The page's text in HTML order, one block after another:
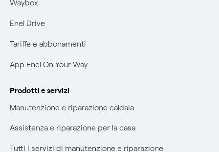
Phishing e truffe online
Verifica chi ti ha chiamato
Agevolazione utenti con disabilità per offerte Fibra
Waybox
Enel Drive
Tariffe e abbonamenti
App Enel On Your Way
Prodotti e servizi
Manutenzione e riparazione caldaia
Assistenza e riparazione per la casa
Tutti i servizi di manutenzione e riparazione